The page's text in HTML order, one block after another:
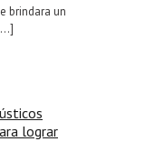
brindara un
lograr